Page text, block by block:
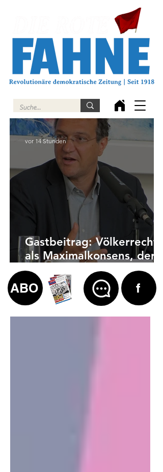
Gastbeitrag: Völkerrecht
als Maximalkonsens, der
auch zu weit geht
vor 14 Stunden
ABO f